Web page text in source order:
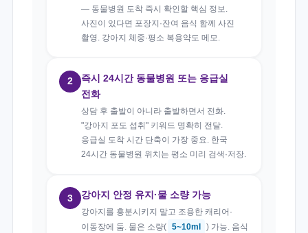
— 동물병원 도착 즉시 확인할 핵심 정보.
사진이 있다면 포장지·잔여 음식 함께 사진
촬영. 강아지 체중·평소 복용약도 메모.
2
즉시 24시간 동물병원 또는 응급실
전화
상담 후 출발이 아니라 출발하면서 전화.
"강아지 포도 섭취" 키워드 명확히 전달.
응급실 도착 시간 단축이 가장 중요. 한국
24시간 동물병원 위치는 평소 미리 검색·저장.
3 강아지 안정 유지·물 소량 가능
강아지를 흥분시키지 말고 조용한 캐리어·
이동장에 둠. 물은 소량(
5~10ml
) 가능. 음식